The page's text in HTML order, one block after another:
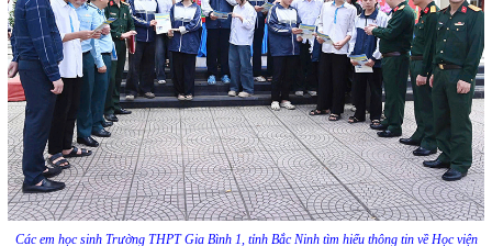
Các em học sinh Trường THPT Gia Bình 1, tỉnh Bắc Ninh tìm hiểu thông tin về Học viện